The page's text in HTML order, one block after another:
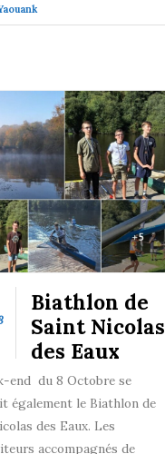
Biathlon de
Saint Nicolas
des Eaux
end du 8 Octobre se
également le Biathlon de
des Eaux. Les
accompagnés de